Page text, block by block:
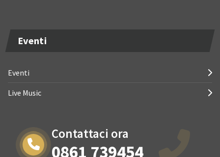
Eventi
Eventi
Live Music
Contattaci ora
0861 739454